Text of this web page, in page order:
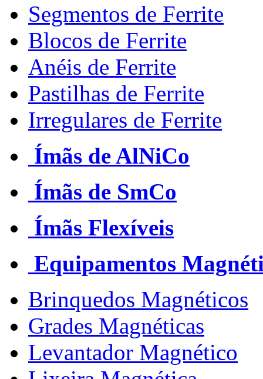
Segmentos de Ferrite
Blocos de Ferrite
Anéis de Ferrite
Pastilhas de Ferrite
Irregulares de Ferrite
Ímãs de AlNiCo
Ímãs de SmCo
Ímãs Flexíveis
Equipamentos
Brinquedos Magnéticos
Grades Magnéticas
Levantador Magnético